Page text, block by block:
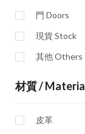
門 Doors
現貨 Stock
其他 Others
材質 /
皮革